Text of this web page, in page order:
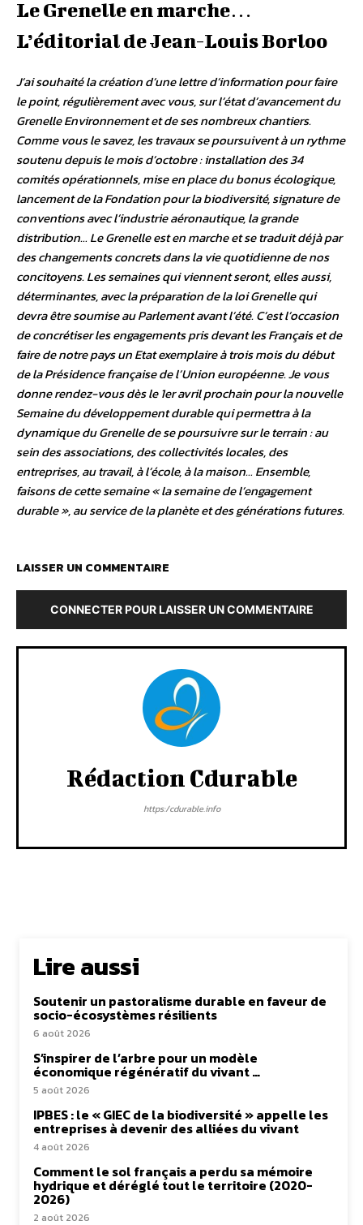
Le Grenelle en marche…
L’éditorial de Jean-Louis Borloo
J’ai souhaité la création d’une lettre d’information pour faire
le point, régulièrement avec vous, sur l’état d’avancement du
Grenelle Environnement et de ses nombreux chantiers.
Comme vous le savez, les travaux se poursuivent à un rythme
soutenu depuis le mois d’octobre : installation des 34
comités opérationnels, mise en place du bonus écologique,
lancement de la Fondation pour la biodiversité, signature de
conventions avec l’industrie aéronautique, la grande
distribution… Le Grenelle est en marche et se traduit déjà par
des changements concrets dans la vie quotidienne de nos
concitoyens. Les semaines qui viennent seront, elles aussi,
déterminantes, avec la préparation de la loi Grenelle qui
devra être soumise au Parlement avant l’été. C’est l’occasion
de concrétiser les engagements pris devant les Français et de
faire de notre pays un Etat exemplaire à trois mois du début
de la Présidence française de l’Union européenne. Je vous
donne rendez-vous dès le 1er avril prochain pour la nouvelle
Semaine du développement durable qui permettra à la
dynamique du Grenelle de se poursuivre sur le terrain : au
sein des associations, des collectivités locales, des
entreprises, au travail, à l’école, à la maison… Ensemble,
faisons de cette semaine « la semaine de l’engagement
durable », au service de la planète et des générations futures.
LAISSER UN COMMENTAIRE
CONNECTER POUR LAISSER UN COMMENTAIRE
Rédaction Cdurable
https:/cdurable.info
Lire aussi
Soutenir un pastoralisme durable en faveur de
socio-écosystèmes résilients
6 août 2026
S’inspirer de l’arbre pour un modèle
économique régénératif du vivant …
5 août 2026
IPBES : le « GIEC de la biodiversité » appelle les
entreprises à devenir des alliées du vivant
4 août 2026
Comment le sol français a perdu sa mémoire
hydrique et déréglé tout le territoire (2020-
2026)
2 août 2026